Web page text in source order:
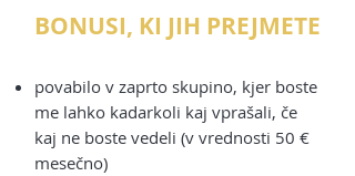
BONUSI, KI JIH PREJMETE
povabilo v zaprto skupino, kjer boste
me lahko kadarkoli kaj vprašali, če
kaj ne boste vedeli (v vrednosti 50 €
mesečno)